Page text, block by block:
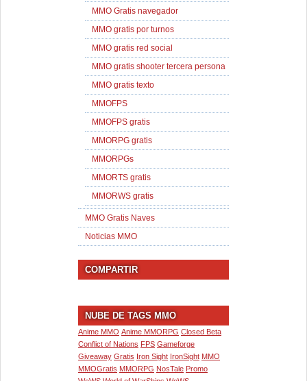
MMO Gratis navegador
MMO gratis por turnos
MMO gratis red social
MMO gratis shooter tercera persona
MMO gratis texto
MMOFPS
MMOFPS gratis
MMORPG gratis
MMORPGs
MMORTS gratis
MMORWS gratis
MMO Gratis Naves
Noticias MMO
COMPARTIR
NUBE DE TAGS MMO
Anime MMO Anime MMORPG Closed Beta
Conflict of Nations FPS Gameforge
Giveaway Gratis Iron Sight IronSight MMO
MMOGratis MMORPG NosTale Promo